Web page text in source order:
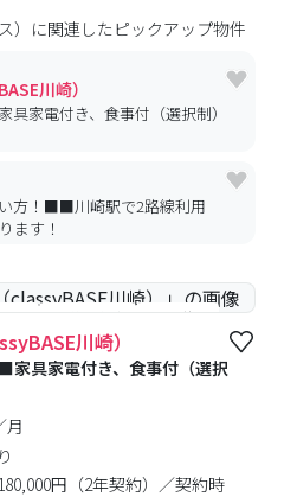
に関連したピックアップ物件
川崎）
家電付き、食事付（選択制）
方！■■川崎駅で2路線利用
す！
り #予約受付中 #空室待ち
川崎）
具家電付き、食事付（選択
月
円（2年契約）／契約時